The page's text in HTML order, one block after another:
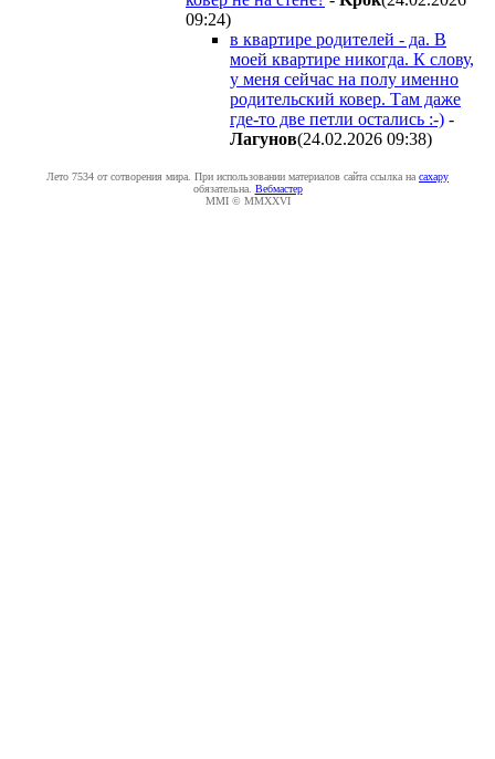
09:24)
в квартире родителей - да. В
моей квартире никогда. К слову,
у меня сейчас на полу именно
родительский ковер. Там даже
где-то две петли остались :-) -
Лaгyнoв(24.02.2026 09:38)
Лето 7534 от сотворения мира. При использовании материалов сайта ссылка на caxapу
обязательна. Вебмастер
MMI © MMXXVI